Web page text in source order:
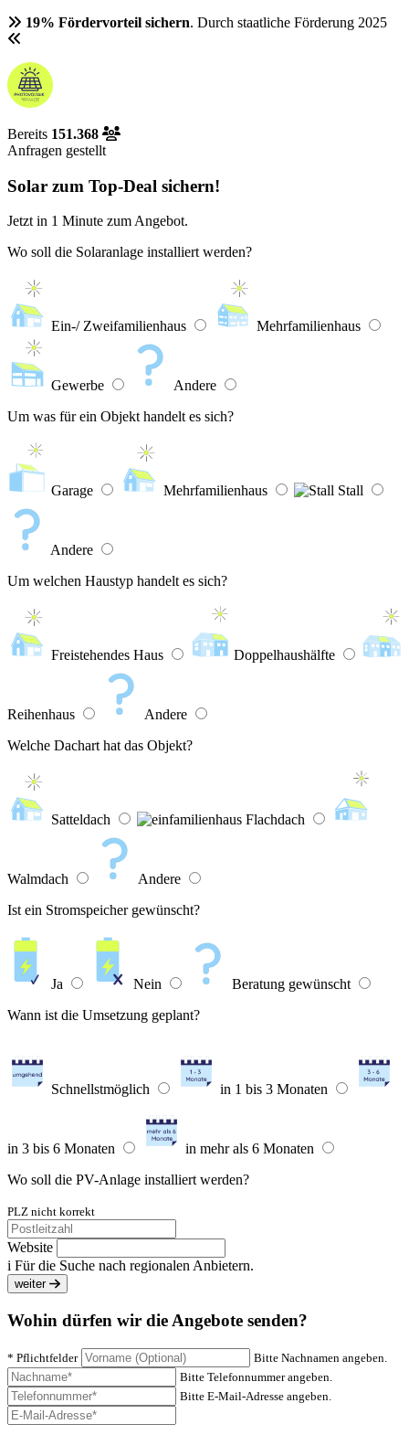
19% Fördervorteil sichern. Durch staatliche Förderung 2025
Bereits 151.368
Anfragen gestellt
Solar zum Top-Deal sichern!
Jetzt in 1 Minute zum Angebot.
Wo soll die Solaranlage installiert werden?
Ein-/ Zweifamilienhaus Mehrfamilienhaus
Gewerbe
Andere
Um was für ein Objekt handelt es sich?
Garage Mehrfamilienhaus Stall
Andere
Um welchen Haustyp handelt es sich?
Freistehendes Haus Doppelhaushälfte
Reihenhaus
Andere
Welche Dachart hat das Objekt?
Satteldach Flachdach
Walmdach
Andere
Ist ein Stromspeicher gewünscht?
Ja Nein
Beratung gewünscht
Wann ist die Umsetzung geplant?
Schnellstmöglich in 1 bis 3 Monaten
in 3 bis 6 Monaten
in mehr als 6 Monaten
Wo soll die PV-Anlage installiert werden?
PLZ nicht korrekt
Website
i Für die Suche nach regionalen Anbietern.
weiter
Wohin dürfen wir die Angebote senden?
* Pflichtfelder
Bitte Nachnamen angeben.
Bitte Telefonnummer angeben.
Bitte E-Mail-Adresse angeben.